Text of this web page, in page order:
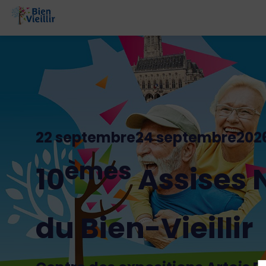
22 septembre24 septembre
10èmesAssises
du Bien-Vieillir